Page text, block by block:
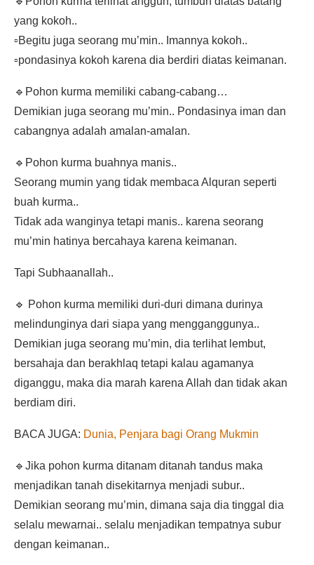
yang kokoh..
▫️Begitu juga seorang mu’min.. Imannya kokoh..
▫️pondasinya kokoh karena dia berdiri diatas keimanan.
🔹Pohon kurma memiliki cabang-cabang…
Demikian juga seorang mu’min.. Pondasinya iman dan
cabangnya adalah amalan-amalan.
🔹Pohon kurma buahnya manis..
Seorang mumin yang tidak membaca Alquran seperti
buah kurma..
Tidak ada wanginya tetapi manis.. karena seorang
mu’min hatinya bercahaya karena keimanan.
Tapi Subhaanallah..
🔹 Pohon kurma memiliki duri-duri dimana durinya
melindunginya dari siapa yang mengganggunya..
Demikian juga seorang mu’min, dia terlihat lembut,
bersahaja dan berakhlaq tetapi kalau agamanya
diganggu, maka dia marah karena Allah dan tidak akan
berdiam diri.
BACA JUGA: Dunia, Penjara bagi Orang Mukmin
🔹Jika pohon kurma ditanam ditanah tandus maka
menjadikan tanah disekitarnya menjadi subur..
Demikian seorang mu’min, dimana saja dia tinggal dia
selalu mewarnai.. selalu menjadikan tempatnya subur
dengan keimanan..